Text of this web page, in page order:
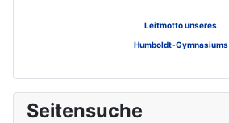
Leitmotto unseres
Humboldt-Gymnasiums
Seitensuche